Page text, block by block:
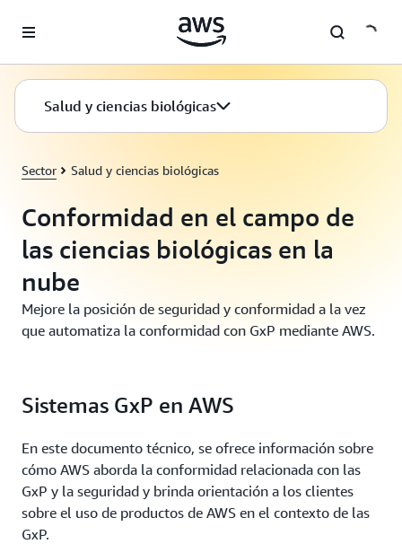
Salud y ciencias biológicas
Sector Salud y ciencias biológicas
Conformidad en el campo de
las ciencias biológicas en la
nube
Mejore la posición de seguridad y conformidad a la vez
que automatiza la conformidad con GxP mediante AWS.
Sistemas GxP en AWS
En este documento técnico, se ofrece información sobre
cómo AWS aborda la conformidad relacionada con las
GxP y la seguridad y brinda orientación a los clientes
sobre el uso de productos de AWS en el contexto de las
GxP.